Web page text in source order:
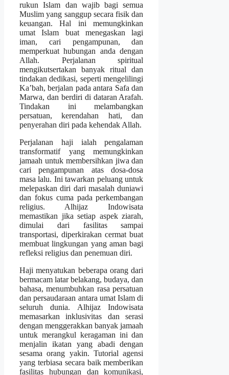
rukun Islam dan wajib bagi semua
Muslim yang sanggup secara fisik dan
keuangan. Hal ini memungkinkan
umat Islam buat menegaskan lagi
iman, cari pengampunan, dan
memperkuat hubungan anda dengan
Allah. Perjalanan spiritual
mengikutsertakan banyak ritual dan
tindakan dedikasi, seperti mengelilingi
Ka’bah, berjalan pada antara Safa dan
Marwa, dan berdiri di dataran Arafah.
Tindakan ini melambangkan
persatuan, kerendahan hati, dan
penyerahan diri pada kehendak Allah.
Perjalanan haji ialah pengalaman
transformatif yang memungkinkan
jamaah untuk membersihkan jiwa dan
cari pengampunan atas dosa-dosa
masa lalu. Ini tawarkan peluang untuk
melepaskan diri dari masalah duniawi
dan fokus cuma pada perkembangan
religius. Alhijaz Indowisata
memastikan jika setiap aspek ziarah,
dimulai dari fasilitas sampai
transportasi, diperkirakan cermat buat
membuat lingkungan yang aman bagi
refleksi religius dan penemuan diri.
Haji menyatukan beberapa orang dari
bermacam latar belakang, budaya, dan
bahasa, menumbuhkan rasa persatuan
dan persaudaraan antara umat Islam di
seluruh dunia. Alhijaz Indowisata
memasarkan inklusivitas dan serasi
dengan menggerakkan banyak jamaah
untuk merangkul keragaman ini dan
menjalin ikatan yang abadi dengan
sesama orang yakin. Tutorial agensi
yang terbiasa secara baik memberikan
fasilitas hubungan dan komunikasi,